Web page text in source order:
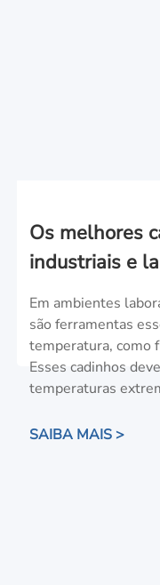
Os melhores
industriais e
temperatura
Em ambientes
são ferramentas
temperatura, como
Esses cadinhos
temperaturas
os materiais mais
SAIBA MAIS >